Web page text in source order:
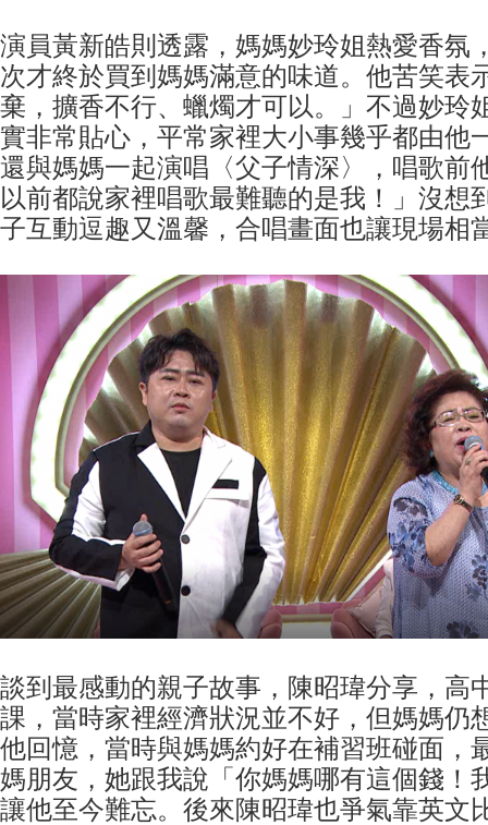
演員黃新皓則透露，媽媽妙玲姐熱愛香氛
次才終於買到媽媽滿意的味道。他苦笑表
棄，擴香不行、蠟燭才可以。」不過妙玲
實非常貼心，平常家裡大小事幾乎都由他
還與媽媽一起演唱〈父子情深〉，唱歌前
以前都說家裡唱歌最難聽的是我！」沒想
子互動逗趣又溫馨，合唱畫面也讓現場相
談到最感動的親子故事，陳昭瑋分享，高
課，當時家裡經濟狀況並不好，但媽媽仍
他回憶，當時與媽媽約好在補習班碰面，
媽朋友，她跟我說「你媽媽哪有這個錢！
讓他至今難忘。後來陳昭瑋也爭氣靠英文